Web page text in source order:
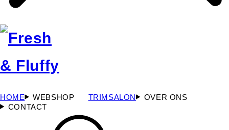
HOME WEBSHOP TRIMSALON
OVER ONS
CONTACT